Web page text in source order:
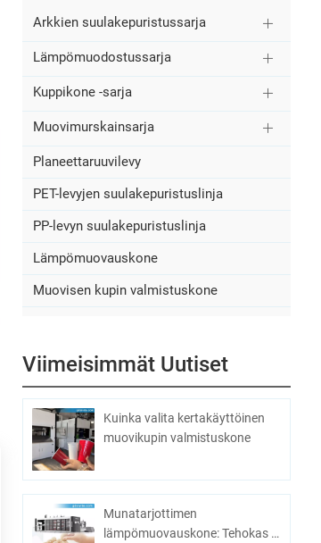
Arkkien suulakepuristussarja
Lämpömuodostussarja
Kuppikone -sarja
Muovimurskainsarja
Planeettaruuvilevy
PET-levyjen suulakepuristuslinja
PP-levyn suulakepuristuslinja
Lämpömuovauskone
Muovisen kupin valmistuskone
Viimeisimmät Uutiset
Kuinka valita kertakäyttöinen
muovikupin valmistuskone
Munatarjottimen
lämpömuovauskone: Tehokas ja